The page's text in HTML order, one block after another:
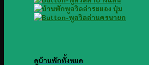
ดูบ้านพักทั้งหมด